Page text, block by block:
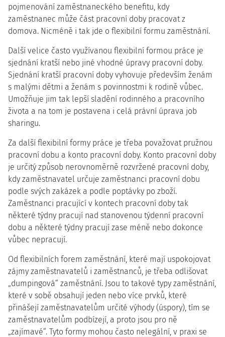
pojmenování zaměstnaneckého benefitu, kdy
zaměstnanec může část pracovní doby pracovat z
domova. Nicméně i tak jde o flexibilní formu zaměstnání.
Další velice často využívanou flexibilní formou práce je
sjednání kratší nebo jiné vhodné úpravy pracovní doby.
Sjednání kratší pracovní doby vyhovuje především ženám
s malými dětmi a ženám s povinnostmi k rodině vůbec.
Umožňuje jim tak lepší sladění rodinného a pracovního
života a na tom je postavena i celá právní úprava job
sharingu.
Za další flexibilní formy práce je třeba považovat pružnou
pracovní dobu a konto pracovní doby. Konto pracovní doby
je určitý způsob nerovnoměrně rozvržené pracovní doby,
kdy zaměstnavatel určuje zaměstnanci pracovní dobu
podle svých zakázek a podle poptávky po zboží.
Zaměstnanci pracující v kontech pracovní doby tak
některé týdny pracují nad stanovenou týdenní pracovní
dobu a některé týdny pracují zase méně nebo dokonce
vůbec nepracují.
Od flexibilních forem zaměstnání, které mají uspokojovat
zájmy zaměstnavatelů i zaměstnanců, je třeba odlišovat
„dumpingová“ zaměstnání. Jsou to takové typy zaměstnání,
které v sobě obsahují jeden nebo více prvků, které
přinášejí zaměstnavatelům určité výhody (úspory), tím se
zaměstnavatelům podbízejí, a proto jsou pro ně
„zajímavé“. Tyto formy mohou často nelegální, v praxi se